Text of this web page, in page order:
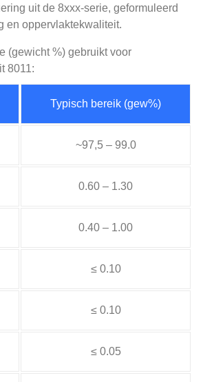
uit de 8xxx-serie, geformuleerd
en oppervlaktekwaliteit.
(gewicht %) gebruikt voor
8011:
Typisch bereik (gew%)
~97,5 – 99.0
0.60 – 1.30
0.40 – 1.00
≤ 0.10
≤ 0.10
≤ 0.05